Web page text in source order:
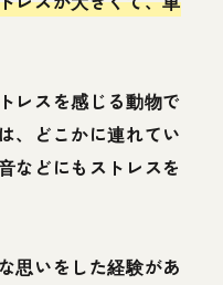
レスを感じる動物で
、どこかに連れてい
などにもストレスを
思いをした経験があ